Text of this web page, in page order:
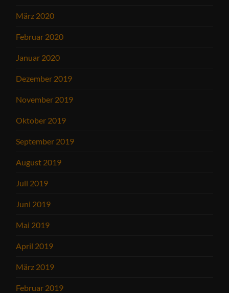
März 2020
Februar 2020
Januar 2020
Dezember 2019
November 2019
Oktober 2019
September 2019
August 2019
Juli 2019
Juni 2019
Mai 2019
April 2019
März 2019
Februar 2019